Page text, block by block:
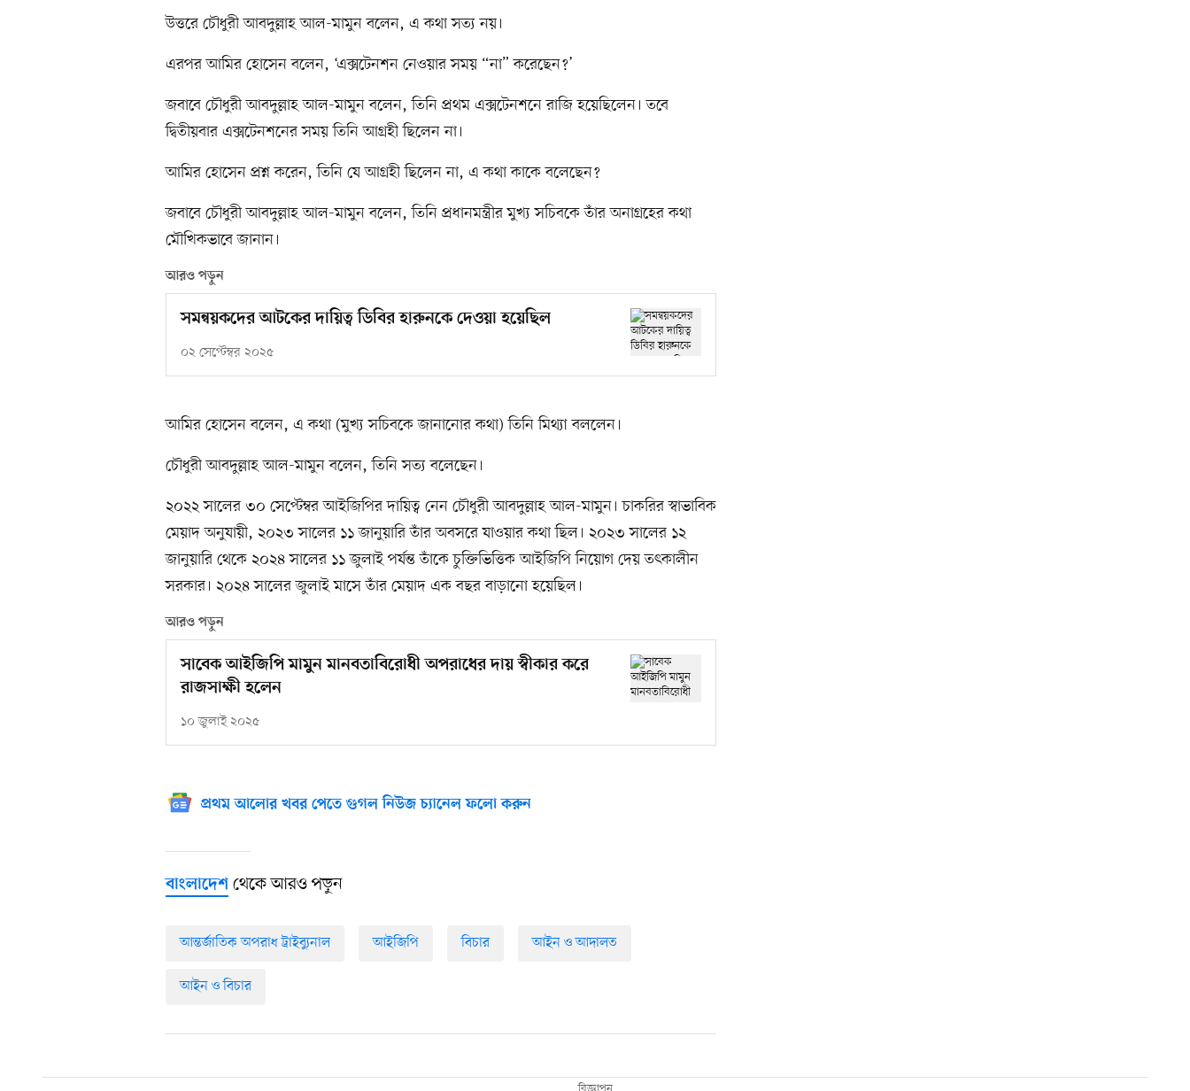
উত্তরে চৌধুরী আবদুল্লাহ আল-মামুন বলেন, এ কথা সত্য নয়।
এরপর আমির হোসেন বলেন, ‘এক্সটেনশন নেওয়ার সময় “না” করেছেন?’
জবাবে চৌধুরী আবদুল্লাহ আল-মামুন বলেন, তিনি প্রথম এক্সটেনশনে রাজি হয়েছিলেন। তবে
দ্বিতীয়বার এক্সটেনশনের সময় তিনি আগ্রহী ছিলেন না।
আমির হোসেন প্রশ্ন করেন, তিনি যে আগ্রহী ছিলেন না, এ কথা কাকে বলেছেন?
জবাবে চৌধুরী আবদুল্লাহ আল-মামুন বলেন, তিনি প্রধানমন্ত্রীর মুখ্য সচিবকে তাঁর অনাগ্রহের কথা
মৌখিকভাবে জানান।
আরও পড়ুন
সমন্বয়কদের আটকের দায়িত্ব ডিবির হারুনকে দেওয়া হয়েছিল
০২ সেপ্টেম্বর ২০২৫
আমির হোসেন বলেন, এ কথা (মুখ্য সচিবকে জানানোর কথা) তিনি মিথ্যা বললেন।
চৌধুরী আবদুল্লাহ আল-মামুন বলেন, তিনি সত্য বলেছেন।
২০২২ সালের ৩০ সেপ্টেম্বর আইজিপির দায়িত্ব নেন চৌধুরী আবদুল্লাহ আল-মামুন। চাকরির স্বাভাবিক
মেয়াদ অনুযায়ী, ২০২৩ সালের ১১ জানুয়ারি তাঁর অবসরে যাওয়ার কথা ছিল। ২০২৩ সালের ১২
জানুয়ারি থেকে ২০২৪ সালের ১১ জুলাই পর্যন্ত তাঁকে চুক্তিভিত্তিক আইজিপি নিয়োগ দেয় তৎকালীন
সরকার। ২০২৪ সালের জুলাই মাসে তাঁর মেয়াদ এক বছর বাড়ানো হয়েছিল।
আরও পড়ুন
সাবেক আইজিপি মামুন মানবতাবিরোধী অপরাধের দায় স্বীকার করে
রাজসাক্ষী হলেন
১০ জুলাই ২০২৫
প্রথম আলোর খবর পেতে গুগল নিউজ চ্যানেল ফলো করুন
বাংলাদেশ থেকে আরও পড়ুন
আন্তর্জাতিক অপরাধ ট্রাইব্যুনাল আইজিপি বিচার আইন ও আদালত
আইন ও বিচার